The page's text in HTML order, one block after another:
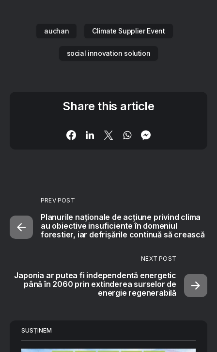
auchan Climate Supplier Event
social innovation solution
Share this article
PREV POST
Planurile naționale de acțiune privind clima
au obiective insuficiente în domeniul
forestier, iar defrișările continuă să crească
NEXT POST
Japonia ar putea fi independentă energetic
până în 2060 prin extinderea surselor de
energie regenerabilă
SUSȚINEM